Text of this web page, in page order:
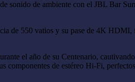
sonido de ambiente con el JBL Bar
de 550 vatios y su pase de 4K HDMI,
el año de su Centenario,
componentes de estéreo Hi-Fi,